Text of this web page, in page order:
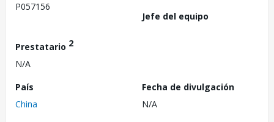
P057156
Jefe del equipo
Prestatario 2
N/A
País
China
Fecha de divulgación
N/A